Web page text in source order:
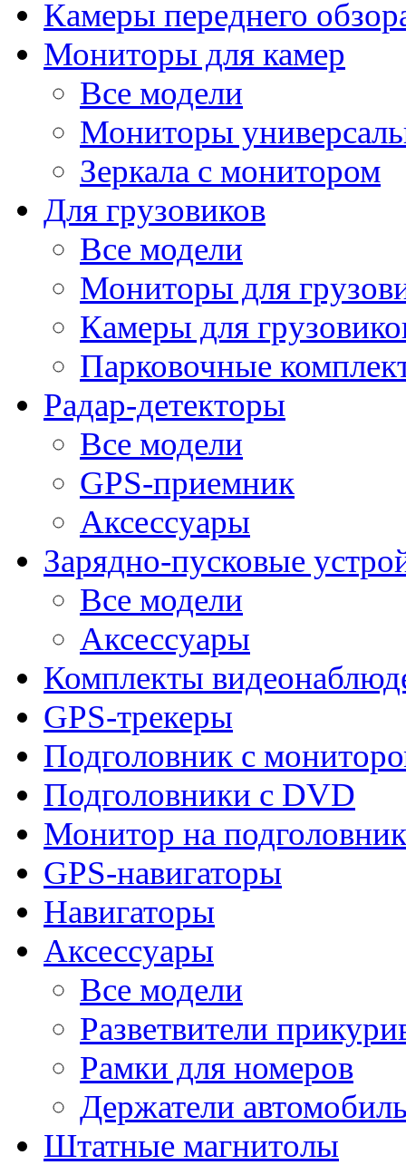
Камеры переднего
Мониторы для камер
Все модели
Мониторы
Зеркала с монитором
Для грузовиков
Все модели
Мониторы для
Камеры для
Парковочные
Радар-детекторы
Все модели
GPS-приемник
Аксессуары
Зарядно-пусковые
Все модели
Аксессуары
Комплекты
GPS-трекеры
Подголовник с
Подголовники с DVD
Монитор на подголовник
GPS-навигаторы
Навигаторы
Аксессуары
Все модели
Разветвители
Рамки для номеров
Держатели
Штатные магнитолы